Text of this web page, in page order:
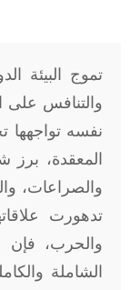
تموج البيئة
والتنافس على
نفسه تواجهها
المعقدة،
والصراعات،
تدهورت
والحرب،
الشاملة